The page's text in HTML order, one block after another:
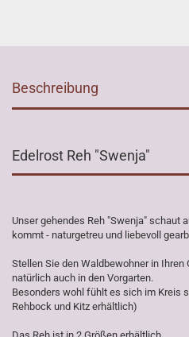
Beschreibung
Edelrost Reh "Swenja"
Unser gehendes Reh "Swenja" schaut
kommt - naturgetreu und liebevoll
Stellen Sie den Waldbewohner in Ihren
natürlich auch in den Vorgarten.
Besonders wohl fühlt es sich im Kreis
Rehbock und Kitz erhältlich)